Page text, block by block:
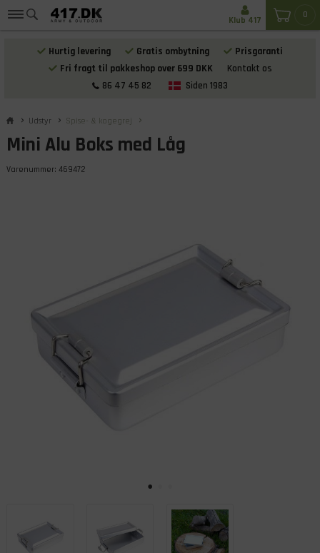
Hurtig levering Gratis ombytning
Prisgaranti
Fri fragt til pakkeshop over 699 DKK
Kontakt os
86 47 45 82
Siden 1983
0
Klub 417
Udstyr Spise- & kogegrej
Mini Alu Boks med Låg
Varenummer: 469472